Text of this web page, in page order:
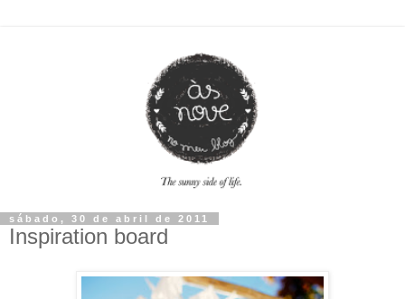
sábado, 30 de abril de 2011
Inspiration board